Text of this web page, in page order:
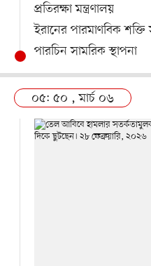
প্রতিরক্ষা মন্ত্রণালয়
ইরানের পারমাণবিক শক্তি
পারচিন সামরিক স্থাপনা
০৫: ৫০ , মার্চ ০৬